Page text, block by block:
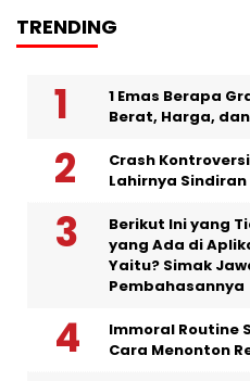
TRENDING
1 Emas Berapa
Berat, Harga,
Crash
Lahirnya
Berikut Ini yang
yang Ada di
Yaitu? Simak
Pembahasannya
Immoral Routine
Cara Menonton